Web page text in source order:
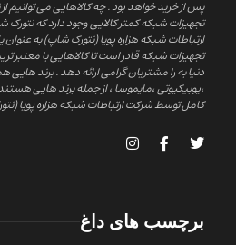
پس از خرید خواهد بود . چه کالاهایی می توانیم
تجهیزات شبکه کمتر کالایی وجود دارد که
ارتباطات شبکه هزاره پویا (نتورک شاپ) به
تجهیزات شبکه قادر است تا کالاهایی با معتبر
دنیا به را مشتریان گرامی ارائه دهد . برند
،یوبیکیوتی ،مایموسا ، از جمله برند هایی
کامل توسط شرکت ارتباطات شبکه هزاره پویا
برچسب های داغ